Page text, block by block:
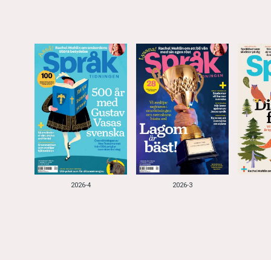
2026-4 2026-3